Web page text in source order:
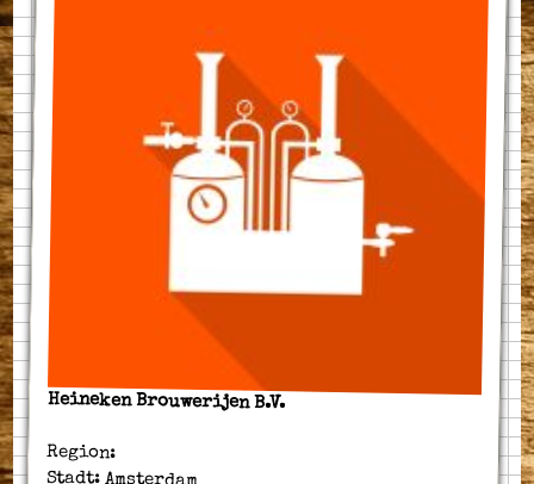
Heineken Brouwerijen B.V.
Region:
Stadt: Amsterdam